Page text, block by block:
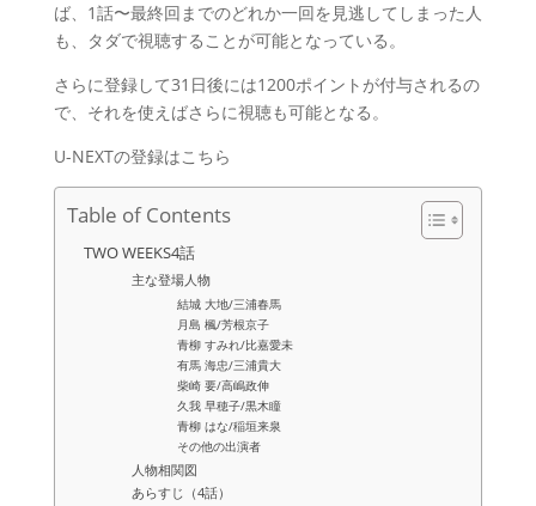
ば、1話〜最終回までのどれか一回を見逃してしまった人
も、タダで視聴することが可能となっている。
さらに登録して31日後には1200ポイントが付与されるの
で、それを使えばさらに視聴も可能となる。
U-NEXTの登録はこちら
Table of Contents
TWO WEEKS4話
主な登場人物
結城 大地/三浦春馬
月島 楓/芳根京子
青柳 すみれ/比嘉愛未
有馬 海忠/三浦貴大
柴崎 要/高嶋政伸
久我 早穂子/黒木瞳
青柳 はな/稲垣来泉
その他の出演者
人物相関図
あらすじ（4話）